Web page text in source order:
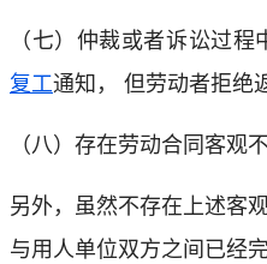
（七）仲裁或者诉讼过
复工通知， 但劳动者拒绝
（八）存在劳动合同客观
另外，虽然不存在上述客
与用人单位双方之间已经